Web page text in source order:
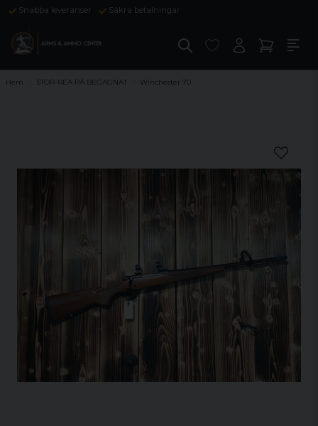
Snabba leveranser Säkra betalningar
Hem STOR-REA PÅ BEGAGNAT Winchester 70